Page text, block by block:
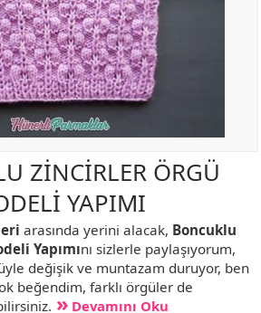
ZİNCİRLER ÖRGÜ
YAPIMI
arasında yerini alacak, Boncuklu
Yapımını sizlerle paylaşıyorum,
değişik ve muntazam duruyor, ben
beğendim, farklı örgüler de
Devamını Oku